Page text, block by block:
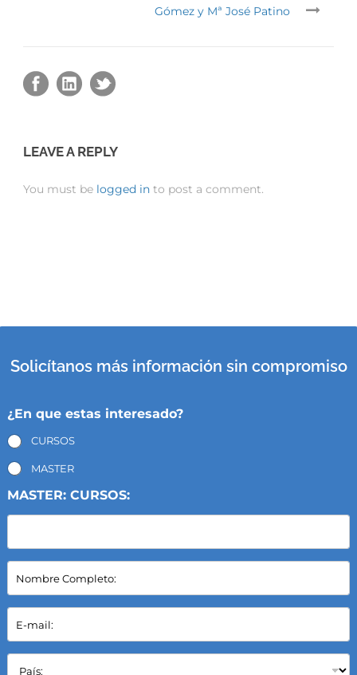
Gómez y Mª José Patino
LEAVE A REPLY
You must be logged in to post a comment.
Solicítanos más información sin compromiso
¿En que estas interesado?
CURSOS
MASTER
MASTER: CURSOS:
N
m
b
e
C
E
m
aP